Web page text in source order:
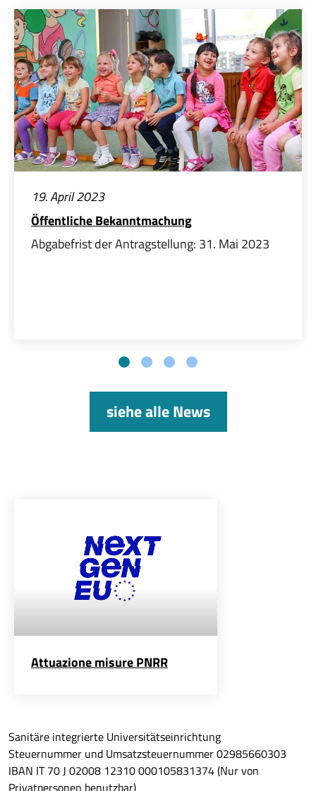
19. April 2023
Öffentliche Bekanntmachung
Abgabefrist der Antragstellung: 31. Mai 2023
siehe alle News
Attuazione misure PNRR
Sanitäre integrierte Universitätseinrichtung
Steuernummer und Umsatzsteuernummer 02985660303
IBAN IT 70 J 02008 12310 000105831374 (Nur von